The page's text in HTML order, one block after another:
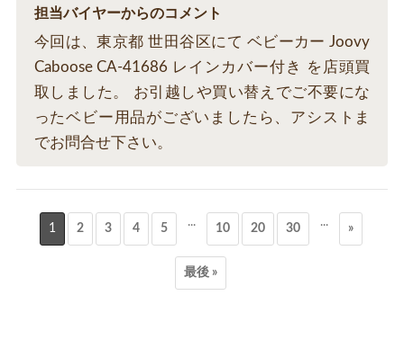
担当バイヤーからのコメント
今回は、東京都 世田谷区にて ベビーカー Joovy
Caboose CA-41686 レインカバー付き を店頭買
取しました。 お引越しや買い替えでご不要にな
ったベビー用品がございましたら、アシストま
でお問合せ下さい。
1 2 3 4 5 ... 10 20 30 ... »
最後 »